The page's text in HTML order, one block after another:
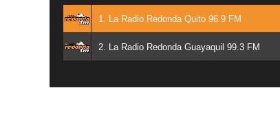
1. La Radio Redonda Quito 96.9 FM
2. La Radio Redonda Guayaquil 99.3 FM